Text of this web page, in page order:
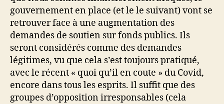
gouvernement en place (et le le suivant) vont se
retrouver face à une augmentation des
demandes de soutien sur fonds publics. Ils
seront considérés comme des demandes
légitimes, vu que cela s’est toujours pratiqué,
avec le récent « quoi qu’il en coute » du Covid,
encore dans tous les esprits. Il suffit que des
groupes d’opposition irresponsables (cela